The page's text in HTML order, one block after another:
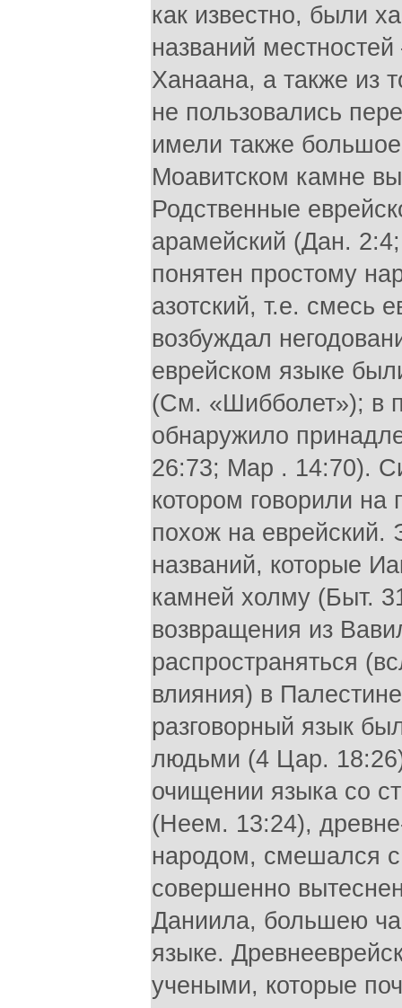
как известно, были
названий
Ханаана, а также из
не пользовались
имели также
Моавитском камне
Родственные
арамейский (Дан.
понятен простому
азотский, т.е. смесь
возбуждал
еврейском языке
(См. «Шибболет»); в
обнаружило
26:73; Map . 14:70).
котором говорили
похож на еврейский.
названий, которые
камней холму (Быт.
возвращения из
распространяться
влияния) в
разговорный язык
людьми (4 Цар.
очищении языка со
(Неем. 13:24),
народом, смешался
совершенно
Даниила, большею
языке.
учеными, которые